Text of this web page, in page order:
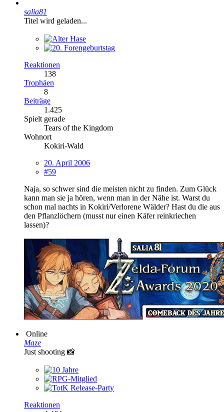
salia81
Titel wird geladen...
Reaktionen
138
Trophäen
8
Beiträge
1.425
Spielt gerade
Tears of the Kingdom
Wohnort
Kokiri-Wald
20. April 2006
#59
Naja, so schwer sind die meisten nicht zu finden. Zum Glück
kann man sie ja hören, wenn man in der Nähe ist. Warst du
schon mal nachts in Kokiri/Verlorene Wälder? Hast du die aus
den Pflanzlöchern (musst nur einen Käfer reinkriechen
lassen)?
Online
Maze
Just shooting 📸
Reaktionen